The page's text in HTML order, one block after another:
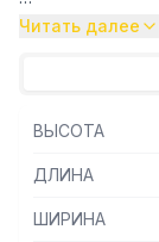
Особенности:
— Подъемное
Читать далее
ВЫСОТА
ДЛИНА
ШИРИНА